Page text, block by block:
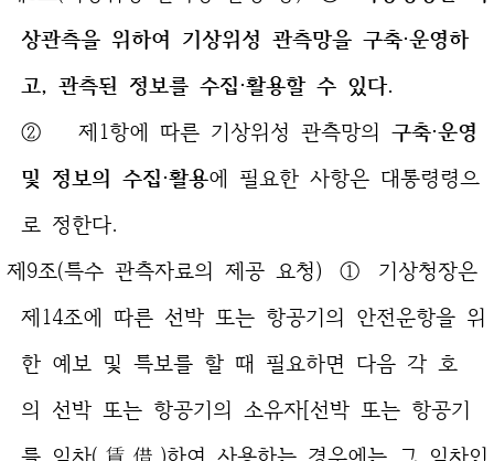
상관측을 위하여 기상위성 관측망을 구축·운영하
고, 관측된 정보를 수집·활용할 수 있다.
② 제1항에 따른 기상위성 관측망의 구축·운영
및 정보의 수집·활용에 필요한 사항은 대통령령으
로 정한다.
제9조(특수 관측자료의 제공 요청) ① 기상청장은
제14조에 따른 선박 또는 항공기의 안전운항을 위
한 예보 및 특보를 할 때 필요하면 다음 각 호
의 선박 또는 항공기의 소유자[선박 또는 항공기
를 임차(賃借)하여 사용하는 경우에는 그 임차인